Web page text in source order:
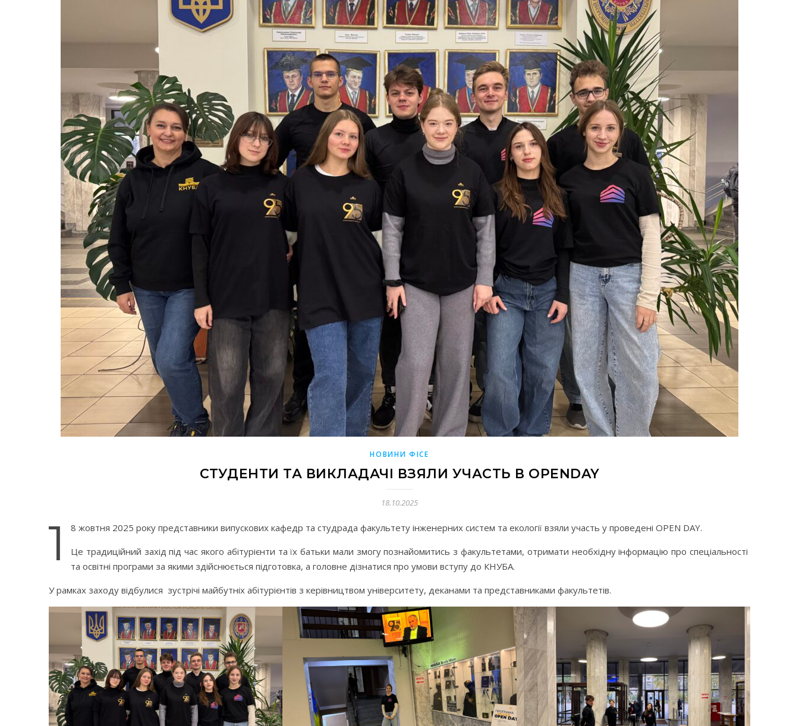
НОВИНИ ФІСЕ
СТУДЕНТИ ТА ВИКЛАДАЧІ ВЗЯЛИ УЧАСТЬ В OPENDAY
18.10.2025
1
8 жовтня 2025 року представники випускових кафедр та студрада факультету інженерних систем та екології взяли участь у проведені OPEN DAY.
Це традиційний захід під час якого абітурієнти та їх батьки мали змогу познайомитись з факультетами, отримати необхідну інформацію про спеціальності
та освітні програми за якими здійснюється підготовка, а головне дізнатися про умови вступу до КНУБА.
У рамках заходу відбулися зустрічі майбутніх абітурієнтів з керівництвом університету, деканами та представниками факультетів.